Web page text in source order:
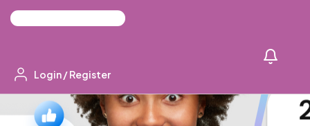
Login /Register